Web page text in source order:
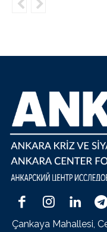
Çankaya Mahallesi,